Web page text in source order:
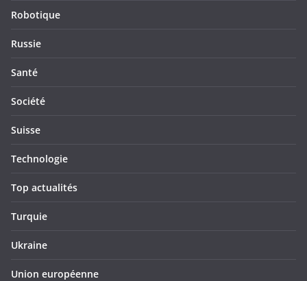
Robotique
Russie
Santé
Société
Suisse
Technologie
Top actualités
Turquie
Ukraine
Union européenne